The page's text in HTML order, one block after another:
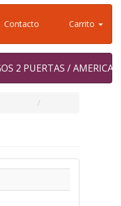
Contacto Carrito
2 PUERTAS /